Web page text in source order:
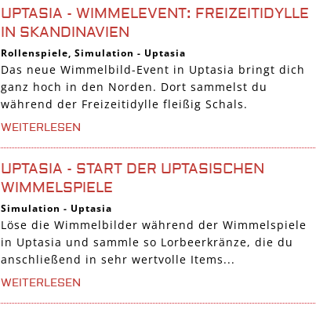
UPTASIA - WIMMELEVENT: FREIZEITIDYLLE
IN SKANDINAVIEN
Rollenspiele, Simulation - Uptasia
Das neue Wimmelbild-Event in Uptasia bringt dich
ganz hoch in den Norden. Dort sammelst du
während der Freizeitidylle fleißig Schals.
WEITERLESEN
UPTASIA - START DER UPTASISCHEN
WIMMELSPIELE
Simulation - Uptasia
Löse die Wimmelbilder während der Wimmelspiele
in Uptasia und sammle so Lorbeerkränze, die du
anschließend in sehr wertvolle Items...
WEITERLESEN